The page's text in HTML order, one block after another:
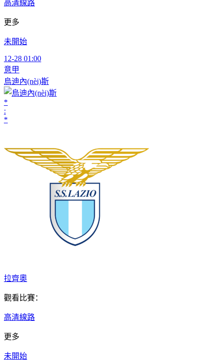
高清線路
更多
未開始
12-28 01:00
意甲
烏迪內(nèi)斯
*
:
*
拉齊奧
觀看比賽：
高清線路
更多
未開始